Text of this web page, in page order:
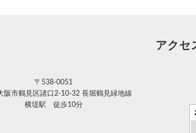
アクセ
〒538-0051
阪市鶴見区諸口2-10-32 長堀鶴見緑地線
横堤駅 徒歩10分